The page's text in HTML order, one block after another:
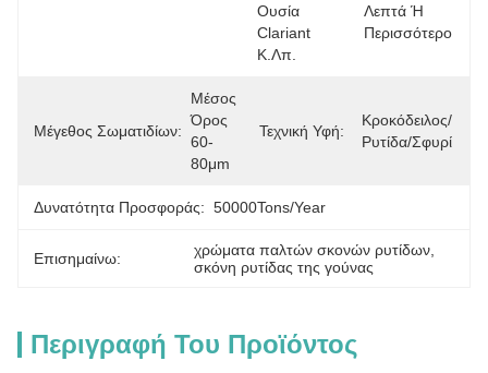
Ουσία
Clariant
Κ.λπ.
Λεπτά Ή
Περισσότερο
Μέγεθος Σωματιδίων:
Μέσος
Όρος
60-
80μm
Τεχνική Υφή:
Κροκόδειλος/
Ρυτίδα/Σφυρί
Δυνατότητα Προσφοράς: 50000Tons/Year
Επισημαίνω: χρώματα παλτών σκονών ρυτίδων
σκόνη ρυτίδας της γούνας
Περιγραφή Του Προϊόντος